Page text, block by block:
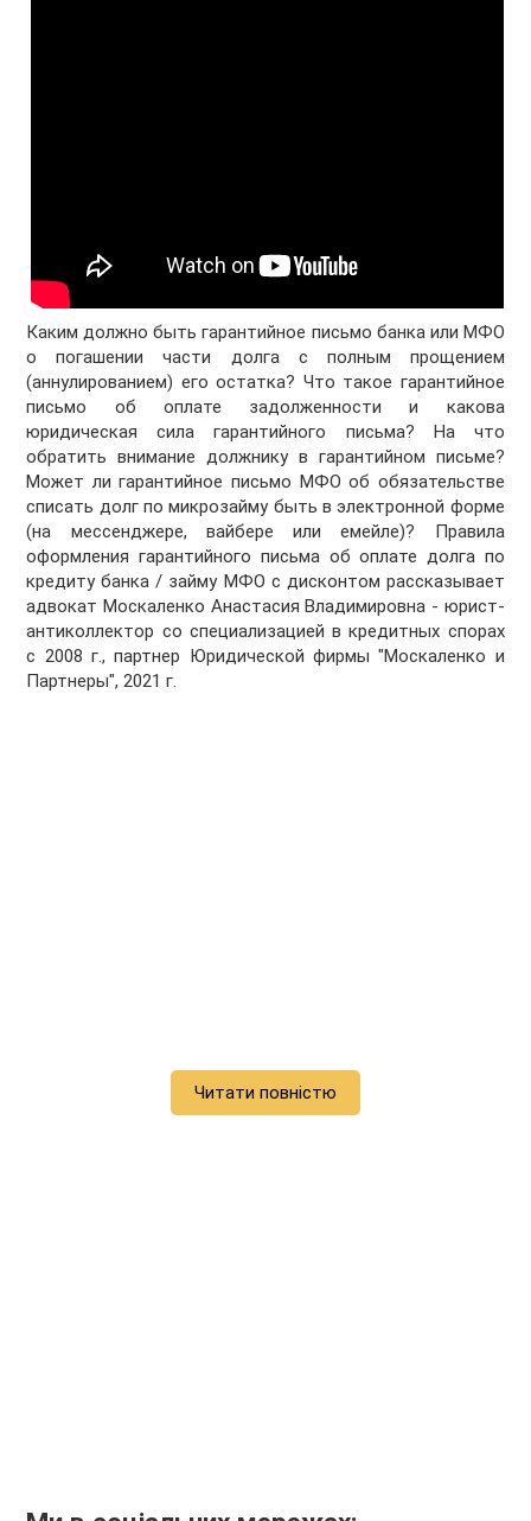
Каким должно быть гарантийное письмо банка или МФО
о погашении части долга с полным прощением
(аннулированием) его остатка? Что такое гарантийное
письмо об оплате задолженности и какова
юридическая сила гарантийного письма? На что
обратить внимание должнику в гарантийном письме?
Может ли гарантийное письмо МФО об обязательстве
списать долг по микрозайму быть в электронной форме
(на мессенджере, вайбере или емейле)? Правила
оформления гарантийного письма об оплате долга по
кредиту банка / займу МФО с дисконтом рассказывает
адвокат Москаленко Анастасия Владимировна - юрист-
антиколлектор со специализацией в кредитных спорах
с 2008 г., партнер Юридической фирмы "Москаленко и
Партнеры", 2021 г.
Читати повністю